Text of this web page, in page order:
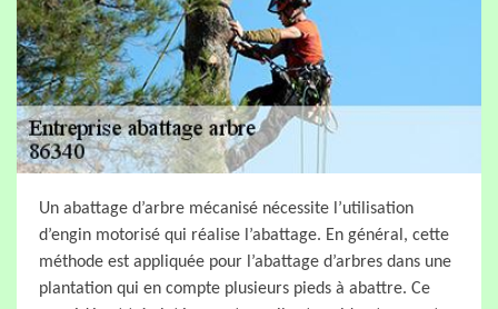
Un abattage d’arbre mécanisé nécessite l’utilisation
d’engin motorisé qui réalise l’abattage. En général, cette
méthode est appliquée pour l’abattage d’arbres dans une
plantation qui en compte plusieurs pieds à abattre. Ce